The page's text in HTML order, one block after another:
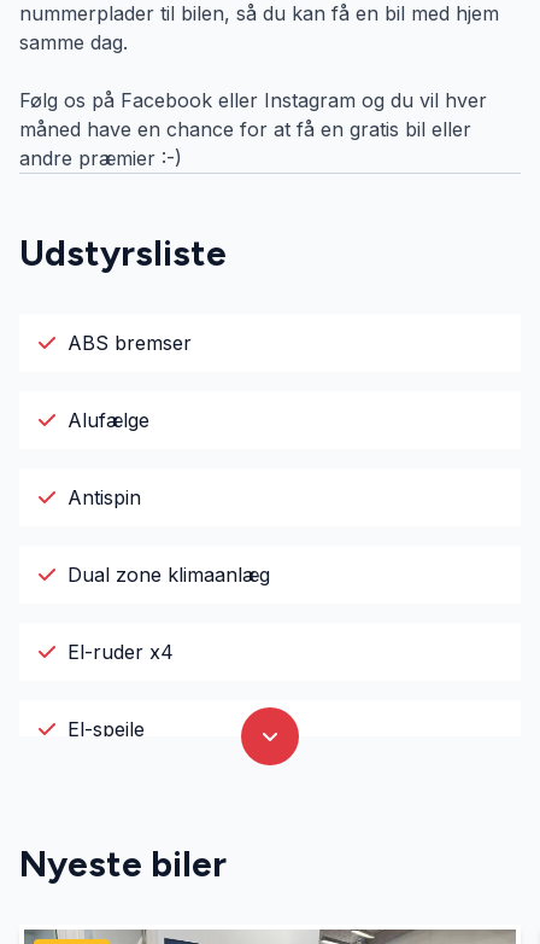
nummerplader til bilen, så du kan få en bil med hjem
samme dag.
Følg os på Facebook eller Instagram og du vil hver
måned have en chance for at få en gratis bil eller
andre præmier :-)
Udstyrsliste
ABS bremser
Alufælge
Antispin
Dual zone klimaanlæg
El-ruder x4
El-spejle
Fjernbetjent centrallås
Nyeste biler